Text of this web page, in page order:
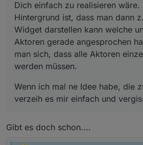
Dich einfach zu realisieren wäre.
Hintergrund ist, dass man dann
Widget darstellen kann welche
Aktoren gerade angesprochen
man sich, dass alle Aktoren
werden müssen.
Wenn ich mal ne Idee habe, die
verzeih es mir einfach und
Gibt es doch schon....